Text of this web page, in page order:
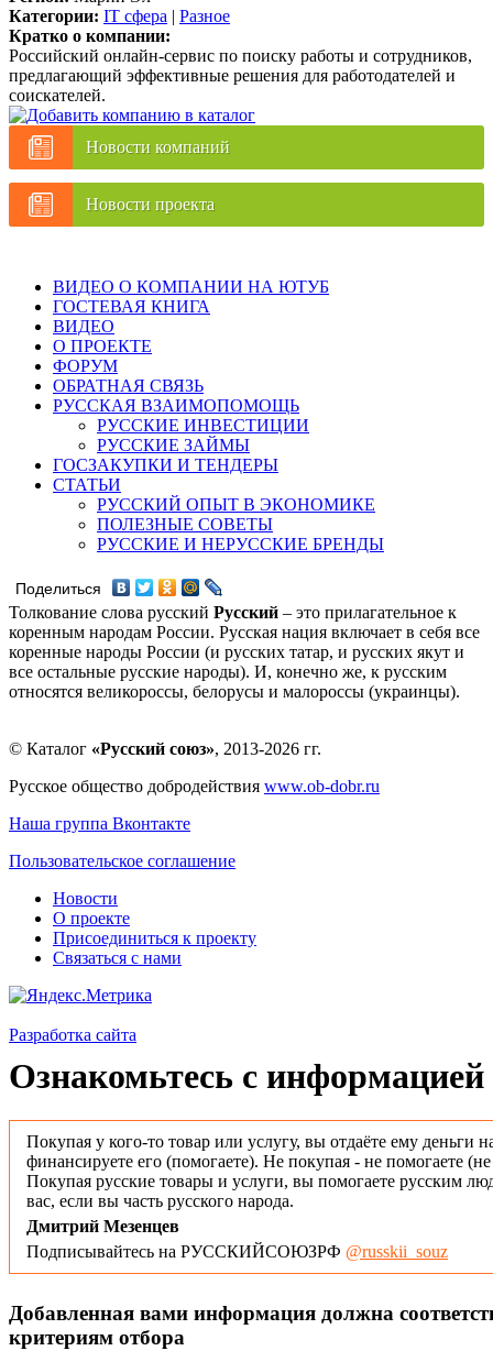
Категории: IT сфера | Разное
Кратко о компании:
Российский онлайн-сервис по поиску работы и сотрудников,
предлагающий эффективные решения для работодателей и
соискателей.
Новости компаний
Новости проекта
ВИДЕО О КОМПАНИИ НА ЮТУБ
ГОСТЕВАЯ КНИГА
ВИДЕО
О ПРОЕКТЕ
ФОРУМ
ОБРАТНАЯ СВЯЗЬ
РУССКАЯ ВЗАИМОПОМОЩЬ
РУССКИЕ ИНВЕСТИЦИИ
РУССКИЕ ЗАЙМЫ
ГОСЗАКУПКИ И ТЕНДЕРЫ
СТАТЬИ
РУССКИЙ ОПЫТ В ЭКОНОМИКЕ
ПОЛЕЗНЫЕ СОВЕТЫ
РУССКИЕ И НЕРУССКИЕ БРЕНДЫ
Поделиться
Толкование слова русский Русский – это прилагательное к
коренным народам России. Русская нация включает в себя все
коренные народы России (и русских татар, и русских якут и
все остальные русские народы). И, конечно же, к русским
относятся великороссы, белорусы и малороссы (украинцы).
© Каталог «Русский союз», 2013-2026 гг.
Русское общество добродействия www.ob-dobr.ru
Наша группа Вконтакте
Пользовательское соглашение
Новости
О проекте
Присоединиться к проекту
Связаться с нами
Разработка сайта
Ознакомьтесь с информацией
Покупая у кого-то товар или услугу, вы отдаёте ему деньги
финансируете его (помогаете). Не покупая - не помогаете
Покупая русские товары и услуги, вы помогаете русским
вас, если вы часть русского народа.
Дмитрий Мезенцев
Подписывайтесь на РУССКИЙСОЮЗРФ @russkii_souz
Добавленная вами информация должна
критериям отбора